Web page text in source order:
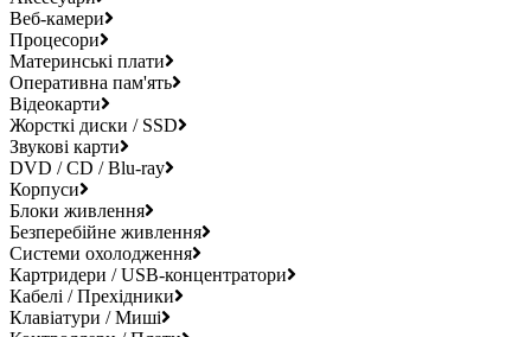
Веб-камери
Процесори
Материнські плати
Оперативна пам'ять
Відеокарти
Жорсткі диски / SSD
Звукові карти
DVD / CD / Blu-ray
Корпуси
Блоки живлення
Безперебійне живлення
Системи охолодження
Картридери / USB-концентратори
Кабелі / Прехідники
Клавіатури / Миші